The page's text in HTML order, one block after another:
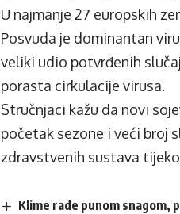
U najmanje 27 europskih
Posvuda je dominantan
veliki udio potvrđenih
porasta cirkulacije virusa.
Stručnjaci kažu da novi
početak sezone i veći broj
zdravstvenih sustava
Klime rade punom snagom,